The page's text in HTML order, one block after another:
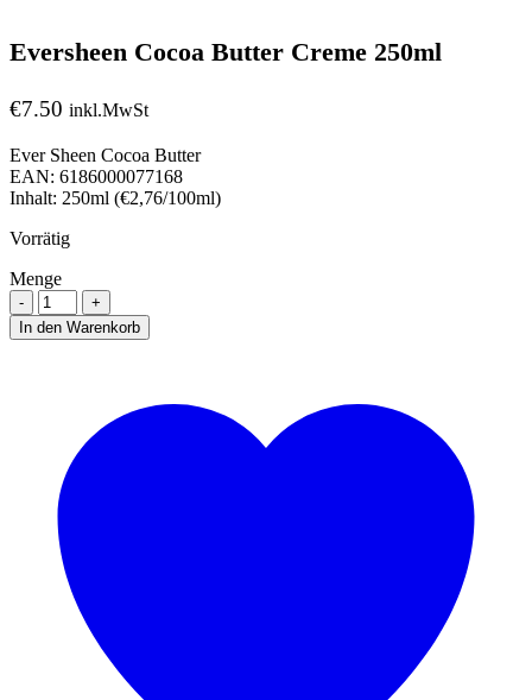
Eversheen Cocoa Butter Creme 250ml
€7.50 inkl.MwSt
Ever Sheen Cocoa Butter
EAN: 6186000077168
Inhalt: 250ml (€2,76/100ml)
Vorrätig
Menge
Menge
In den Warenkorb